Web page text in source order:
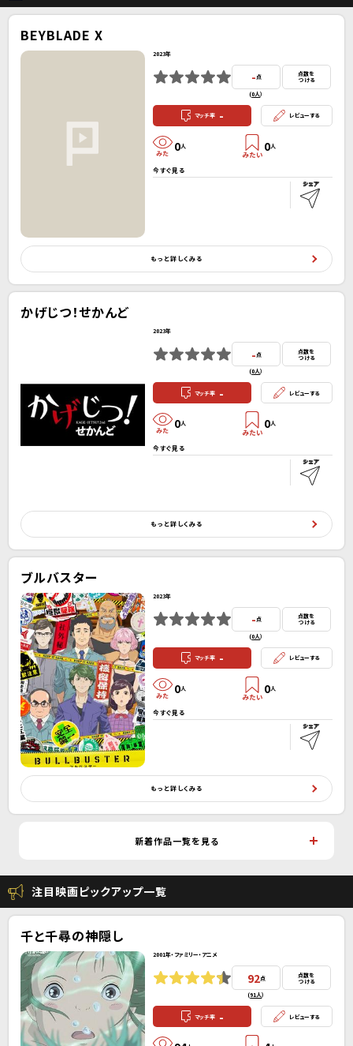
BEYBLADE X
2023年
-点
(0人）
点数を
つける
マッチ率 - レビューする
0人 0人
今すぐ見る
もっと詳しくみる
かげじつ！せかんど
2023年
- 点
(0人）
点数を
つける
マッチ率 - レビューする
0人 0人
今すぐ見る
もっと詳しくみる
ブルバスター
2023年
-点
(0人）
点数を
つける
マッチ率 - レビューする
0人 0人
今すぐ見る
もっと詳しくみる
新着作品一覧を見る
注目映画ピックアップ一覧
千と千尋の神隠し
2001年・ファミリー・アニメ
92点
(91人）
点数を
つける
マッチ率 - レビューする